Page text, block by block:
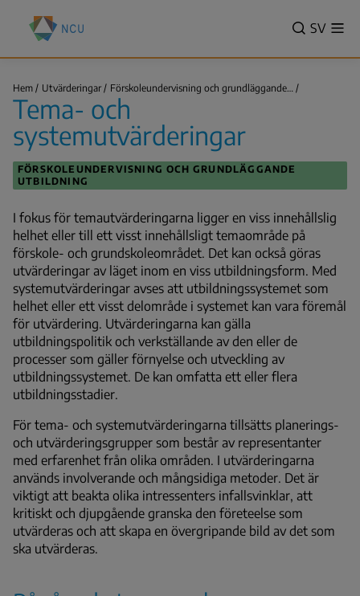
huvudinnehåll
Nationella
centret
för
(NCU)
VALITSE
SV
Länkstig
Hem Utvärderingar Förskoleundervisning och grundläggande…
Tema- och
systemutvärderingar
FÖRSKOLEUNDERVISNING OCH GRUNDLÄGGANDE
UTBILDNING
I fokus för temautvärderingarna ligger en viss innehållslig
helhet eller till ett visst innehållsligt temaområde på
förskole- och grundskoleområdet. Det kan också göras
utvärderingar av läget inom en viss utbildningsform. Med
systemutvärderingar avses att utbildningssystemet som
helhet eller ett visst delområde i systemet kan vara föremål
för utvärdering. Utvärderingarna kan gälla
utbildningspolitik och verkställande av den eller de
processer som gäller förnyelse och utveckling av
utbildningssystemet. De kan omfatta ett eller flera
utbildningsstadier.
För tema- och systemutvärderingarna tillsätts planerings-
och utvärderingsgrupper som består av representanter
med erfarenhet från olika områden. I utvärderingarna
används involverande och mångsidiga metoder. Det är
viktigt att beakta olika intressenters infallsvinklar, att
kritiskt och djupgående granska den företeelse som
utvärderas och att skapa en övergripande bild av det som
ska utvärderas.